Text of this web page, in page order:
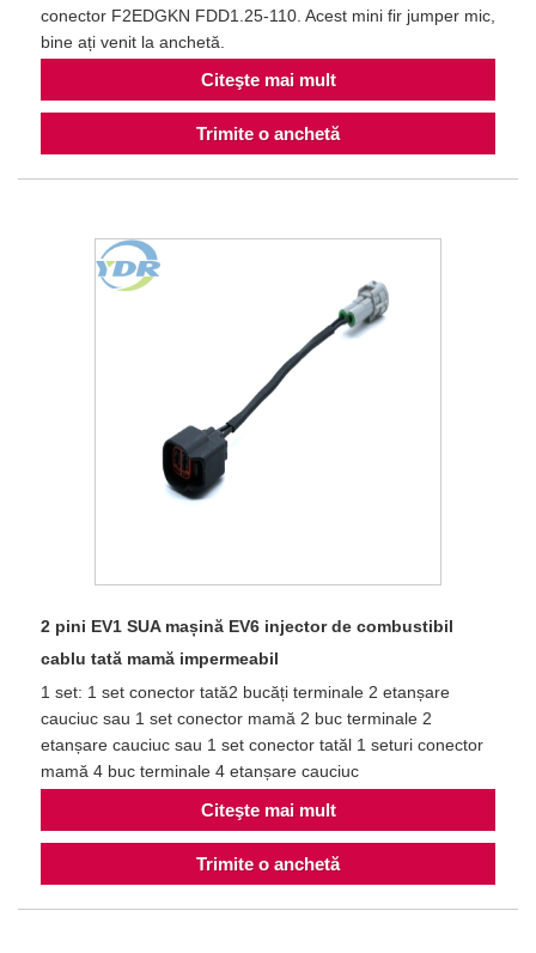
conector F2EDGKN FDD1.25-110. Acest mini fir jumper mic,
bine ați venit la anchetă.
Citeşte mai mult
Trimite o anchetă
2 pini EV1 SUA mașină EV6 injector de combustibil
cablu tată mamă impermeabil
1 set: 1 set conector tată2 bucăți terminale 2 etanșare
cauciuc sau 1 set conector mamă 2 buc terminale 2
etanșare cauciuc sau 1 set conector tatăl 1 seturi conector
mamă 4 buc terminale 4 etanșare cauciuc
Citeşte mai mult
Trimite o anchetă